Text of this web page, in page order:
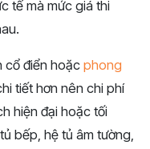
tế mà mức giá thi
cổ điển hoặcphong
tiết hơn nên chi phí
hiện đại hoặc tối
bếp, hệ tủ âm tường,